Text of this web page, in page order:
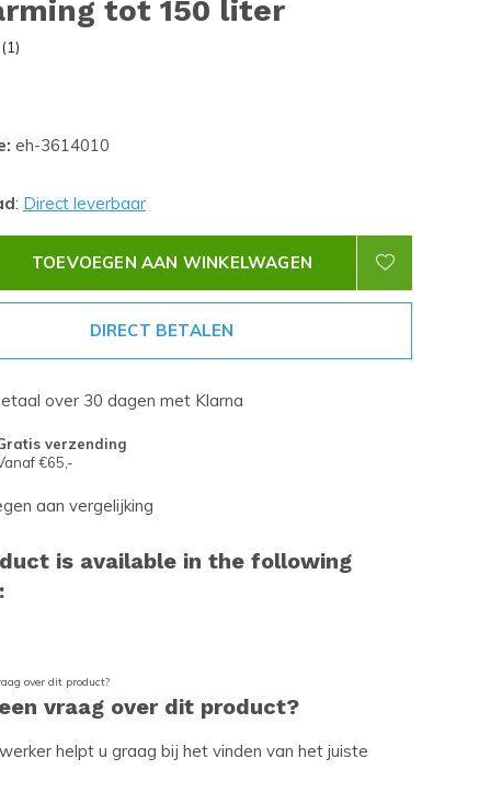
tot 150 liter
(1)
eh-3614010
: Direct leverbaar
TOEVOEGEN AAN WINKELWAGEN
DIRECT BETALEN
over 30 dagen met Klarna
verzending
€65,-
aan vergelijking
is available in the following
vraag over dit product?
helpt u graag bij het vinden van het juiste